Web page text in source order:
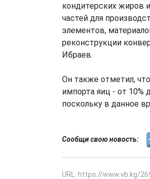
кондитерских жиров
частей для
элементов,
реконструкции
Ибраев.
Он также отметил,
импорта яиц - от 10%
поскольку в данное
Сообщи свою новость:
URL: https://www.vb.kg/